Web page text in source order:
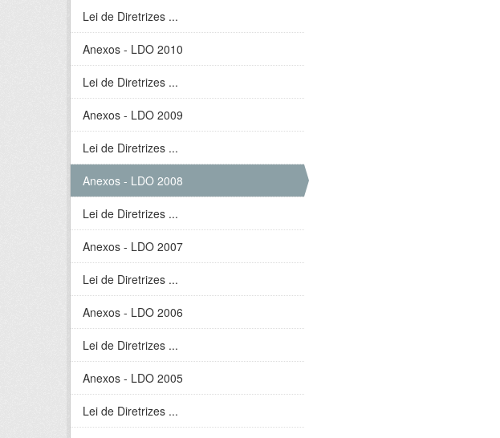
Lei de Diretrizes ...
Anexos - LDO 2010
Lei de Diretrizes ...
Anexos - LDO 2009
Lei de Diretrizes ...
Anexos - LDO 2008
Lei de Diretrizes ...
Anexos - LDO 2007
Lei de Diretrizes ...
Anexos - LDO 2006
Lei de Diretrizes ...
Anexos - LDO 2005
Lei de Diretrizes ...